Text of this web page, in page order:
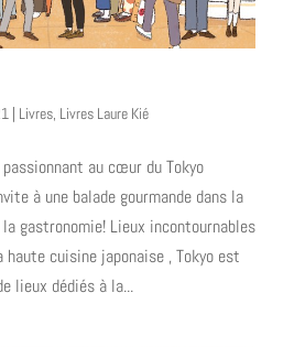
| Livres, Livres Laure Kié
au cœur du Tokyo
à une balade gourmande dans la
gastronomie! Lieux incontournables
cuisine japonaise , Tokyo est
lieux dédiés à la...